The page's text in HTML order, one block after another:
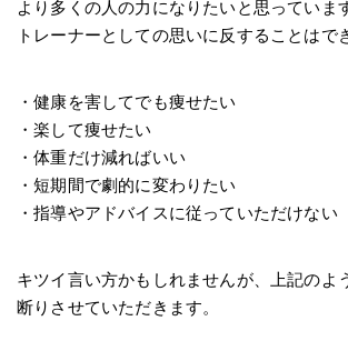
より多くの人の力になりたいと思っていま
トレーナーとしての思いに反することはで
・健康を害してでも痩せたい
・楽して痩せたい
・体重だけ減ればいい
・短期間で劇的に変わりたい
・指導やアドバイスに従っていただけない
キツイ言い方かもしれませんが、上記のよ
断りさせていただきます。